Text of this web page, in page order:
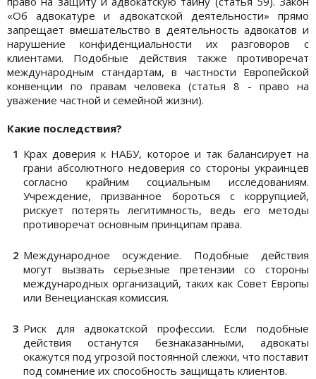
«Об адвокатуре и адвокатской деятельности» прямо
запрещает вмешательство в деятельность адвокатов и
нарушение конфиденциальности их разговоров с
клиентами. Подобные действия также противоречат
международным стандартам, в частности Европейской
конвенции по правам человека (статья 8 - право на
уважение частной и семейной жизни).
Какие последствия?
Крах доверия к НАБУ, которое и так балансирует на
грани абсолютного недоверия со стороны украинцев
согласно крайним социальным исследованиям.
Учреждение, призванное бороться с коррупцией,
рискует потерять легитимность, ведь его методы
противоречат основным принципам права.
Международное осуждение. Подобные действия
могут вызвать серьезные претензии со стороны
международных организаций, таких как Совет Европы
или Венецианская комиссия.
Риск для адвокатской профессии. Если подобные
действия останутся безнаказанными, адвокаты
окажутся под угрозой постоянной слежки, что поставит
под сомнение их способность защищать клиентов.